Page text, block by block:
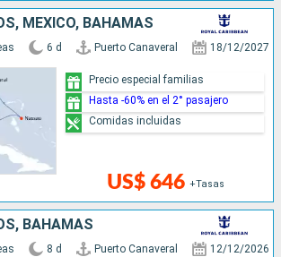
MÉXICO, BAHAMAS
6 d Puerto Canaveral 18/12/2027
US$ 646 +Tasas
Precio especial familias
Hasta -60% en el 2° pasajero
Comidas incluidas
BAHAMAS
8 d Puerto Canaveral 12/12/2026